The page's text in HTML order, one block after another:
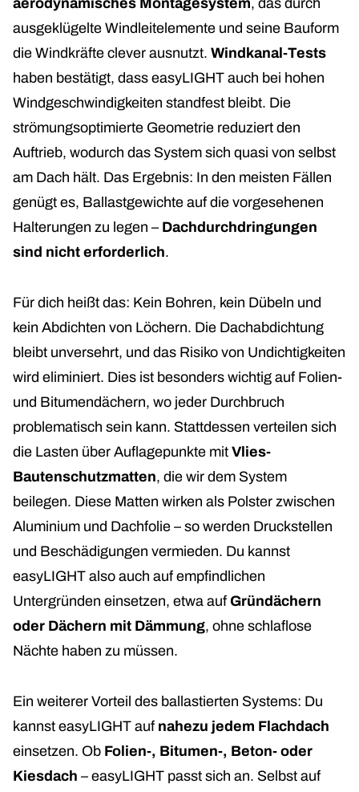
aerodynamisches Montagesystem, das durch
ausgeklügelte Windleitelemente und seine Bauform
die Windkräfte clever ausnutzt. Windkanal-Tests
haben bestätigt, dass easyLIGHT auch bei hohen
Windgeschwindigkeiten standfest bleibt. Die
strömungsoptimierte Geometrie reduziert den
Auftrieb, wodurch das System sich quasi von selbst
am Dach hält. Das Ergebnis: In den meisten Fällen
genügt es, Ballastgewichte auf die vorgesehenen
Halterungen zu legen – Dachdurchdringungen
sind nicht erforderlich.
Für dich heißt das: Kein Bohren, kein Dübeln und
kein Abdichten von Löchern. Die Dachabdichtung
bleibt unversehrt, und das Risiko von Undichtigkeiten
wird eliminiert. Dies ist besonders wichtig auf Folien-
und Bitumendächern, wo jeder Durchbruch
problematisch sein kann. Stattdessen verteilen sich
die Lasten über Auflagepunkte mit Vlies-
Bautenschutzmatten, die wir dem System
beilegen. Diese Matten wirken als Polster zwischen
Aluminium und Dachfolie – so werden Druckstellen
und Beschädigungen vermieden. Du kannst
easyLIGHT also auch auf empfindlichen
Untergründen einsetzen, etwa auf Gründächern
oder Dächern mit Dämmung, ohne schlaflose
Nächte haben zu müssen.
Ein weiterer Vorteil des ballastierten Systems: Du
kannst easyLIGHT auf nahezu jedem Flachdach
einsetzen. Ob Folien-, Bitumen-, Beton- oder
Kiesdach – easyLIGHT passt sich an. Selbst auf